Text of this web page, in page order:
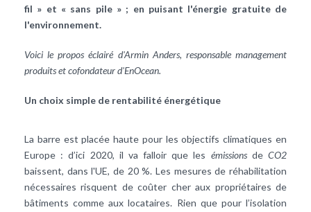
fil » et « sans pile » ; en puisant l'énergie gratuite de
l'environnement.
Voici le propos éclairé d'Armin Anders, responsable management
produits et cofondateur d'EnOcean.
Un choix simple de rentabilité énergétique
La barre est placée haute pour les objectifs climatiques en
Europe : d’ici 2020, il va falloir que les émissions deCO2
baissent, dans l'UE, de 20 %. Les mesures de réhabilitation
nécessaires risquent de coûter cher aux propriétaires de
bâtiments comme aux locataires. Rien que pour l’isolation